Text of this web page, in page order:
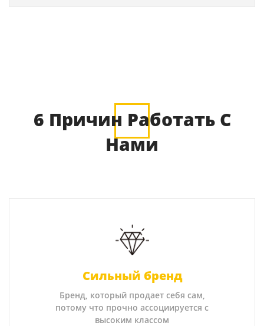
6 Причин Работать С
Нами
Сильный бренд
Бренд, который продает себя сам,
потому что прочно ассоциируется с
высоким классом